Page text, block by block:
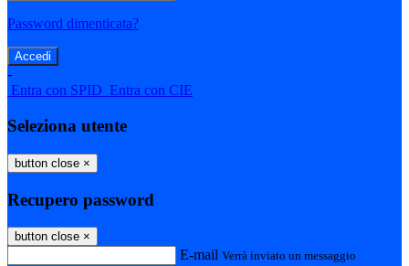
Password dimenticata?
-
Entra con SPID Entra con CIE
Seleziona utente
button close ×
Recupero password
button close ×
E-mail Verrà inviato un messaggio